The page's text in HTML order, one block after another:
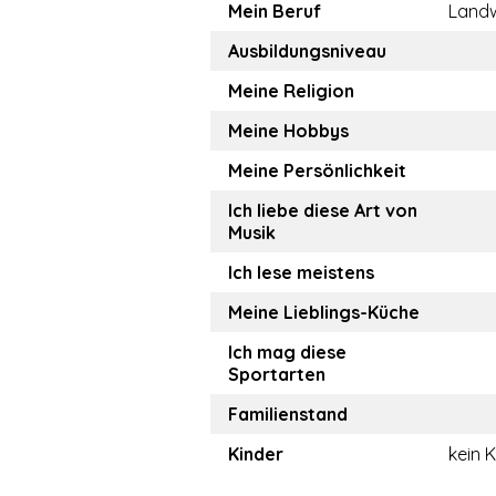
Mein Beruf
Ausbildungsniveau
Meine Religion
Meine Hobbys
Meine Persönlichkeit
Ich liebe diese Art von
Musik
Ich lese meistens
Meine Lieblings-Küche
Ich mag diese
Sportarten
Familienstand
Kinder
kein